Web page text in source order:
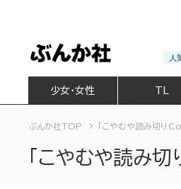
人
少女・女性
ぶんか社TOP 「こやむや読み切り
「こやむや読み